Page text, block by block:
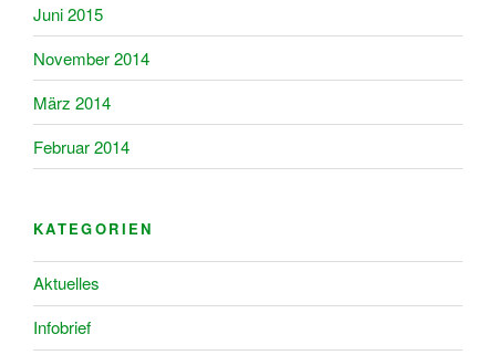
Juni 2015
November 2014
März 2014
Februar 2014
KATEGORIEN
Aktuelles
Infobrief